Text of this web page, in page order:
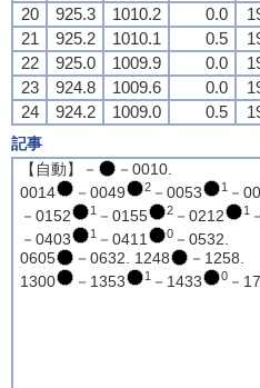
20
925.3 1010.2 0.0
21
925.2 1010.1 0.5
22
925.0 1009.9 0.0
23
924.8 1009.6 0.0
24
924.2 1009.0 0.5
記事
【自動】－
－0010.
0014
－0049 2－0053 1－
－0152
1－0155 2－0212 1
－0403
1－0411 0－0532.
0605
－0632. 1248
－1258.
1300
－1353 1 －1433 0－